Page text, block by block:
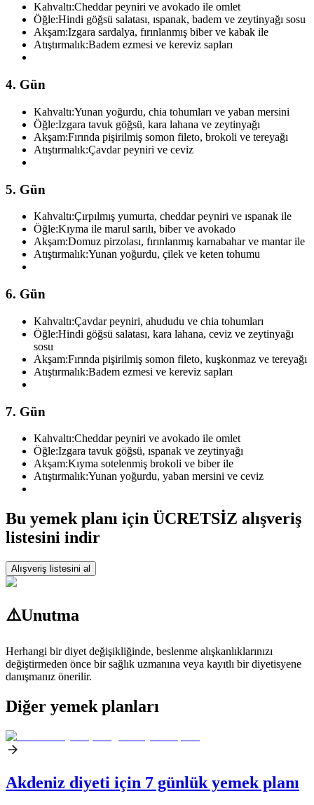
Kahvaltı:Cheddar peyniri ve avokado ile omlet
Öğle:Hindi göğsü salatası, ıspanak, badem ve zeytinyağı sosu
Akşam:Izgara sardalya, fırınlanmış biber ve kabak ile
Atıştırmalık:Badem ezmesi ve kereviz sapları
4. Gün
Kahvaltı:Yunan yoğurdu, chia tohumları ve yaban mersini
Öğle:Izgara tavuk göğsü, kara lahana ve zeytinyağı
Akşam:Fırında pişirilmiş somon fileto, brokoli ve tereyağı
Atıştırmalık:Çavdar peyniri ve ceviz
5. Gün
Kahvaltı:Çırpılmış yumurta, cheddar peyniri ve ıspanak ile
Öğle:Kıyma ile marul sarılı, biber ve avokado
Akşam:Domuz pirzolası, fırınlanmış karnabahar ve mantar ile
Atıştırmalık:Yunan yoğurdu, çilek ve keten tohumu
6. Gün
Kahvaltı:Çavdar peyniri, ahududu ve chia tohumları
Öğle:Hindi göğsü salatası, kara lahana, ceviz ve zeytinyağı
sosu
Akşam:Fırında pişirilmiş somon fileto, kuşkonmaz ve tereyağı
Atıştırmalık:Badem ezmesi ve kereviz sapları
7. Gün
Kahvaltı:Cheddar peyniri ve avokado ile omlet
Öğle:Izgara tavuk göğsü, ıspanak ve zeytinyağı
Akşam:Kıyma sotelenmiş brokoli ve biber ile
Atıştırmalık:Yunan yoğurdu, yaban mersini ve ceviz
Bu yemek planı için ÜCRETSİZ alışveriş
listesini indir
Alışveriş listesini al
⚠️Unutma
Herhangi bir diyet değişikliğinde, beslenme alışkanlıklarınızı
değiştirmeden önce bir sağlık uzmanına veya kayıtlı bir diyetisyene
danışmanız önerilir.
Diğer yemek planları
Akdeniz diyeti için 7 günlük yemek planı